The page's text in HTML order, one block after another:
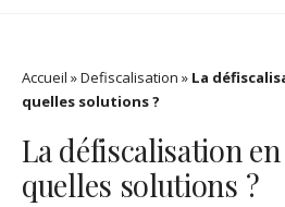
Accueil »Defiscalisation » La
quelles solutions ?
La défiscalisation
quelles solutions ?